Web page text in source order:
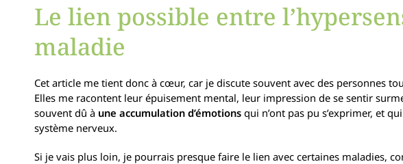
Le lien possible entre
maladie
Cet article me tient donc à cœur, car je discute souvent avec des personnes
Elles me racontent leur épuisement mental, leur impression de se sentir
souvent dû à une accumulation d’émotions qui n’ont pas pu s’exprimer, et
système nerveux.
Si je vais plus loin, je pourrais presque faire le lien avec certaines maladies,